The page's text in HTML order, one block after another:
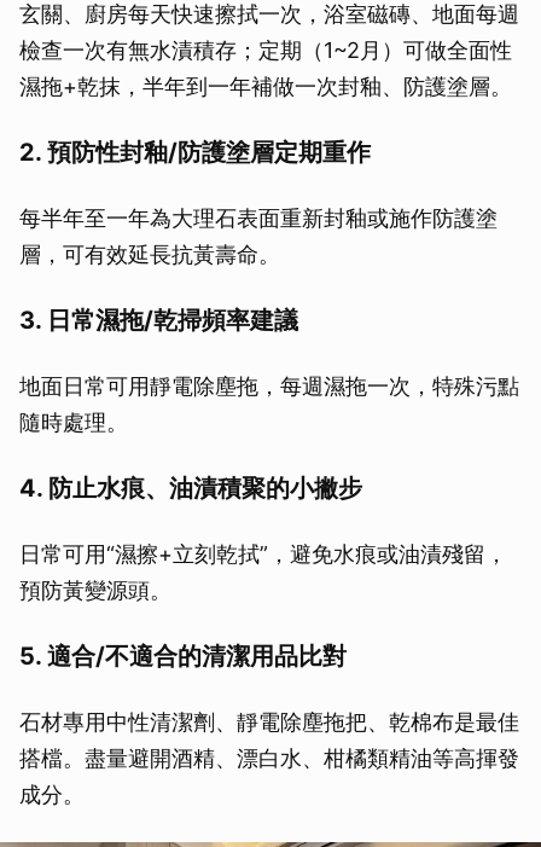
玄關、廚房每天快速擦拭一次，浴室磁磚、地面每週
檢查一次有無水漬積存；定期（1~2月）可做全面性
濕拖+乾抹，半年到一年補做一次封釉、防護塗層。
2. 預防性封釉/防護塗層定期重作
每半年至一年為大理石表面重新封釉或施作防護塗
層，可有效延長抗黃壽命。
3. 日常濕拖/乾掃頻率建議
地面日常可用靜電除塵拖，每週濕拖一次，特殊污點
隨時處理。
4. 防止水痕、油漬積聚的小撇步
日常可用“濕擦+立刻乾拭”，避免水痕或油漬殘留，
預防黃變源頭。
5. 適合/不適合的清潔用品比對
石材專用中性清潔劑、靜電除塵拖把、乾棉布是最佳
搭檔。盡量避開酒精、漂白水、柑橘類精油等高揮發
成分。